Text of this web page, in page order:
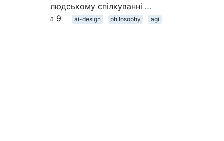
людському спілкуванні …
9
ai-design philosophy agi